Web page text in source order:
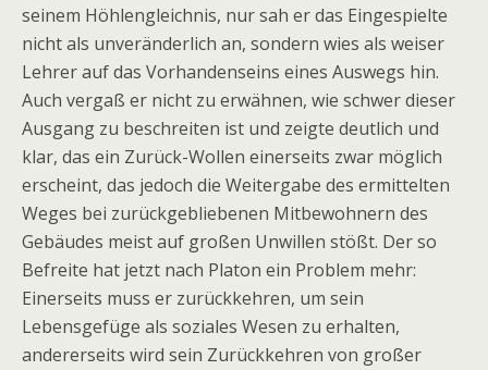
seinem Höhlengleichnis, nur sah er das Eingespielte
nicht als unveränderlich an, sondern wies als weiser
Lehrer auf das Vorhandenseins eines Auswegs hin.
Auch vergaß er nicht zu erwähnen, wie schwer dieser
Ausgang zu beschreiten ist und zeigte deutlich und
klar, das ein Zurück-Wollen einerseits zwar möglich
erscheint, das jedoch die Weitergabe des ermittelten
Weges bei zurückgebliebenen Mitbewohnern des
Gebäudes meist auf großen Unwillen stößt. Der so
Befreite hat jetzt nach Platon ein Problem mehr:
Einerseits muss er zurückkehren, um sein
Lebensgefüge als soziales Wesen zu erhalten,
andererseits wird sein Zurückkehren von großer